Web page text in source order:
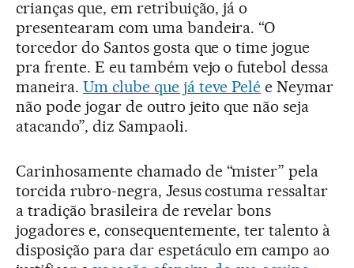
crianças que, em retribuição, já o
presentearam com uma bandeira. “O
torcedor do Santos gosta que o time jogue
pra frente. E eu também vejo o futebol dessa
maneira. Um clube que já teve Pelé e Neymar
não pode jogar de outro jeito que não seja
atacando”, diz Sampaoli.
Carinhosamente chamado de “mister” pela
torcida rubro-negra, Jesus costuma ressaltar
a tradição brasileira de revelar bons
jogadores e, consequentemente, ter talento à
disposição para dar espetáculo em campo ao